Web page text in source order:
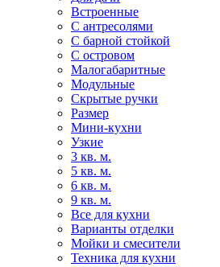
Встроенные
С антресолями
С барной стойкой
С островом
Малогабаритные
Модульные
Скрытые ручки
Размер
Мини-кухни
Узкие
3 кв. м.
5 кв. м.
6 кв. м.
9 кв. м.
Все для кухни
Варианты отделки
Мойки и смесители
Техника для кухни